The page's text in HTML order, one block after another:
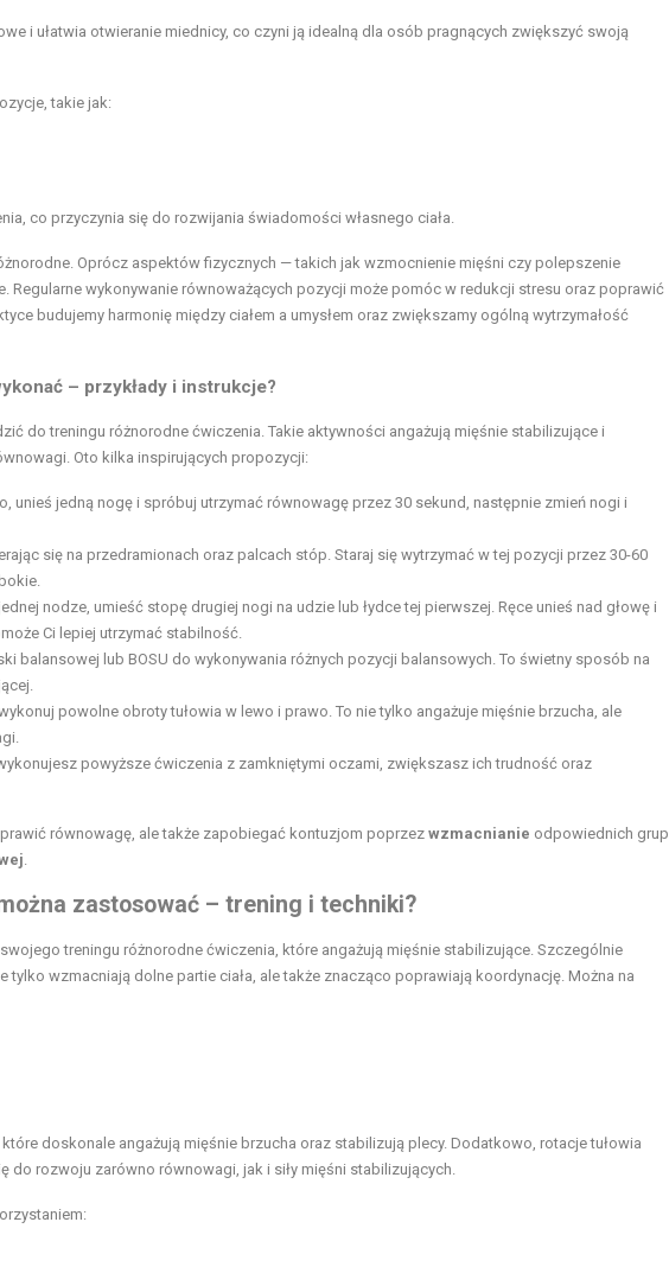
i ułatwia otwieranie miednicy, co czyni ją idealną dla osób pragnących zwiększyć swoją
takie jak:
co przyczynia się do rozwijania świadomości własnego ciała.
Oprócz aspektów fizycznych — takich jak wzmocnienie mięśni czy polepszenie
Regularne wykonywanie równoważących pozycji może pomóc w redukcji stresu oraz poprawić
budujemy harmonię między ciałem a umysłem oraz zwiększamy ogólną wytrzymałość
– przykłady i instrukcje?
do treningu różnorodne ćwiczenia. Takie aktywności angażują mięśnie stabilizujące i
Oto kilka inspirujących propozycji:
unieś jedną nogę i spróbuj utrzymać równowagę przez 30 sekund, następnie zmień nogi i
się na przedramionach oraz palcach stóp. Staraj się wytrzymać w tej pozycji przez 30-60
nodze, umieść stopę drugiej nogi na udzie lub łydce tej pierwszej. Ręce unieś nad głowę i
Ci lepiej utrzymać stabilność.
balansowej lub BOSU do wykonywania różnych pozycji balansowych. To świetny sposób na
powolne obroty tułowia w lewo i prawo. To nie tylko angażuje mięśnie brzucha , ale
powyższe ćwiczenia z zamkniętymi oczami, zwiększasz ich trudność oraz
równowagę, ale także zapobiegać kontuzjom poprzez wzmacnianie odpowiednich grup
zastosować – trening i techniki?
treningu różnorodne ćwiczenia, które angażują mięśnie stabilizujące. Szczególnie
tylko wzmacniają dolne partie ciała, ale także znacząco poprawiają koordynację. Można na
, które doskonale angażują mięśnie brzucha oraz stabilizują plecy. Dodatkowo, rotacje tułowia
do rozwoju zarówno równowagi, jak i siły mięśni stabilizujących.